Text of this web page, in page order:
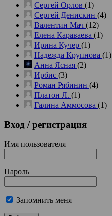
Сергей Орлов (1)
Сергей Денискин (4)
Валентин Мач (12)
Елена Караваева (1)
Ирина Кучер (1)
Надежда Крупнова (1)
Анна Ясная (2)
Ирбис (3)
Роман Рябинин (4)
Платон Л. (1)
Галина Аммосова (1)
Вход / регистрация
Имя пользователя
Пароль
Запомнить меня